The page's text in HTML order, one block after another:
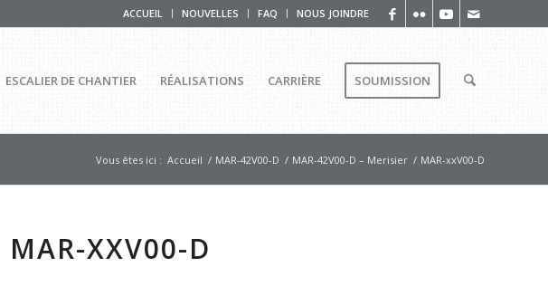
ACCUEIL NOUVELLES FAQ NOUS JOINDRE
ESCALIER DE CHANTIER RÉALISATIONS CARRIÈRE SOUMISSION
Vous êtes ici : Accueil / MAR-42V00-D / MAR-42V00-D – Merisier / MAR-xxV00-D
MAR-XXV00-D